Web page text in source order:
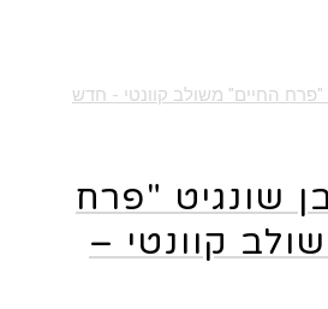
שונגיט "פרח
קוונטי –